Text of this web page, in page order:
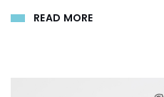
READ MORE